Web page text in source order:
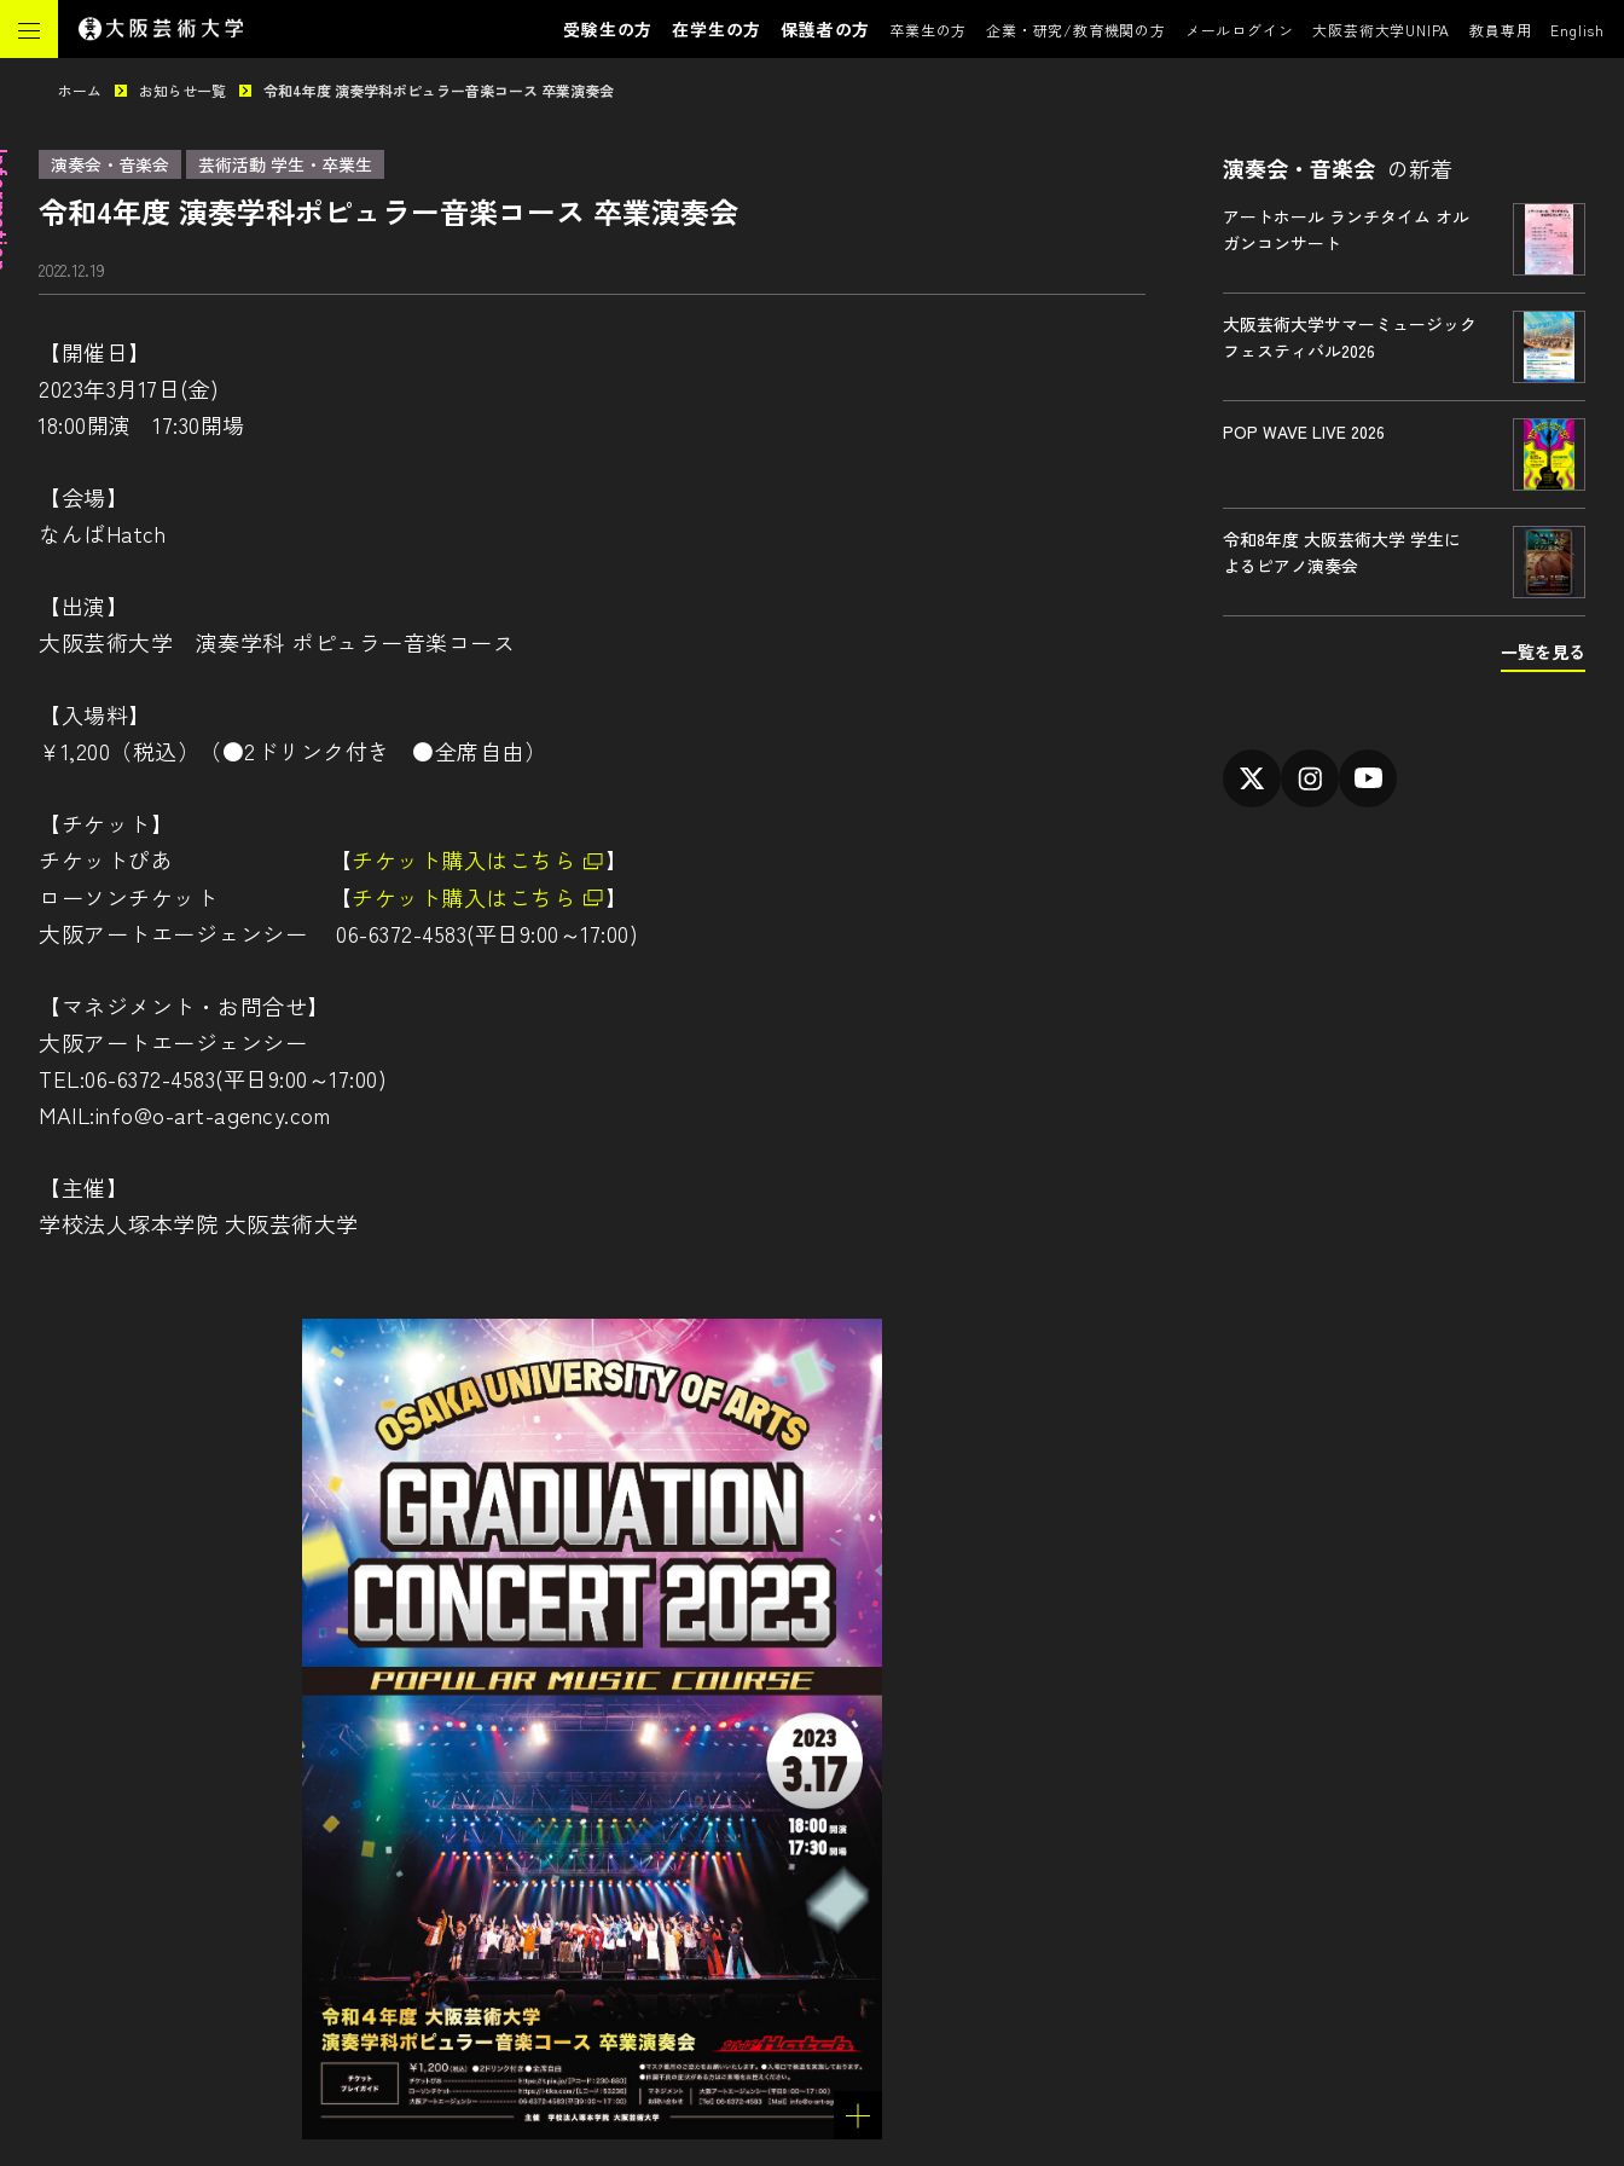
受験生の方 在学生の方 保護者の方 卒業生の方 企業・研究/教育機関の方 メールログイン 大阪芸術大学UNIPA 教員専用 English
ホーム お知らせ一覧 令和4年度 演奏学科ポピュラー音楽コース 卒業演奏会
演奏会・音楽会 芸術活動 学生・卒業生
令和4年度 演奏学科ポピュラー音楽コース 卒業演奏会
2022.12.19
【開催日】
2023年3月17日(金)
18:00開演 17:30開場
【会場】
なんばHatch
【出演】
大阪芸術大学 演奏学科 ポピュラー音楽コース
【入場料】
￥1,200（税込）（●2ドリンク付き ●全席自由）
【チケット】
チケットぴあ 【チケット購入はこちら
】
ローソンチケット 【チケット購入はこちら
】
大阪アートエージェンシー 06-6372-4583(平日9:00～17:00)
【マネジメント・お問合せ】
大阪アートエージェンシー
TEL:06-6372-4583(平日9:00～17:00)
MAIL:info@o-art-agency.com
【主催】
学校法人塚本学院 大阪芸術大学
演奏会・音楽会 の新着
アートホール ランチタイム オル
ガンコンサート
大阪芸術大学サマーミュージック
フェスティバル2026
POP WAVE LIVE 2026
令和8年度 大阪芸術大学 学生に
よるピアノ演奏会
一覧を見る